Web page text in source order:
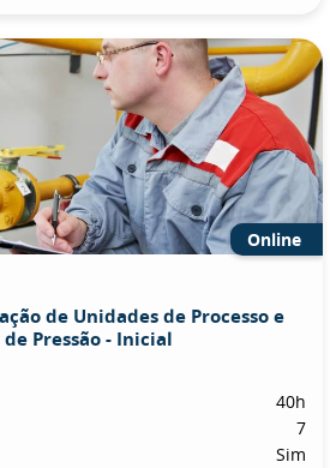
Online
de Unidades de Processo e
de Pressão - Inicial
40h
7
Sim